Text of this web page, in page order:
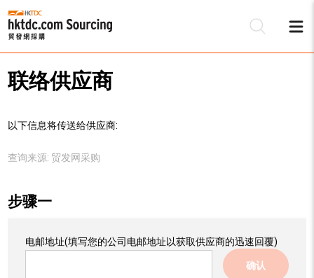
联络供应商
以下信息将传送给供应商:
查询来源: 贸发网采购
步骤一
电邮地址(填写您的公司电邮地址以获取供应商的迅速回覆)
确认